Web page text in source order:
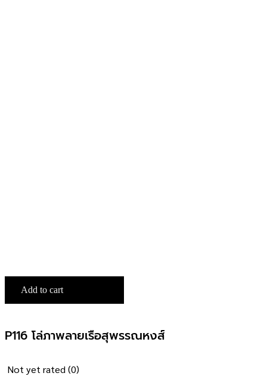
Add to cart
P116 โล่ภาพลายเรือสุพรรณหงส์
Not yet rated(0)